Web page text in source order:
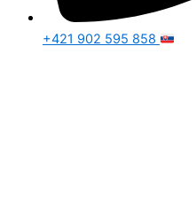
+421 902 595 858